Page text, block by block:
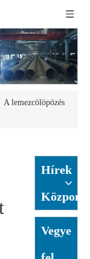
A lemezcölöpözés
Hírek
Központ
Vegye